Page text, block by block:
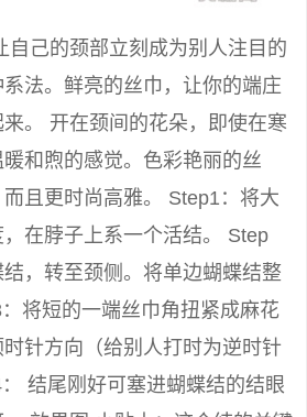
自己的颈部立刻成为别人注目的
法。鲜亮的丝巾，让你的端庄
。 开在颈间的花朵，即使在寒
和煦的感觉。色彩艳丽的丝
且更时尚高雅。 Step1：将大
在脖子上系一个活结。 Step
，转至颈侧。将单边蝴蝶结整
将短的一端丝巾角扭紧成麻花
针方向（给别人打时为逆时针
结尾刚好可塞进蝴蝶结的结眼